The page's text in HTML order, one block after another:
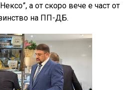
а от скоро вече е част от
на ПП-ДБ.